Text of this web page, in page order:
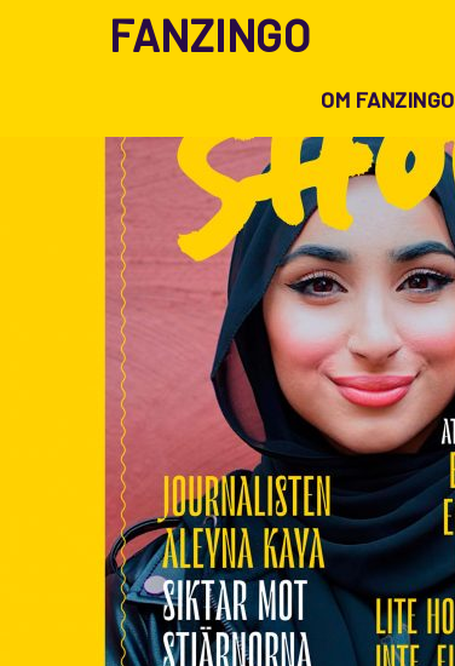
FANZINGO
OM FANZINGO